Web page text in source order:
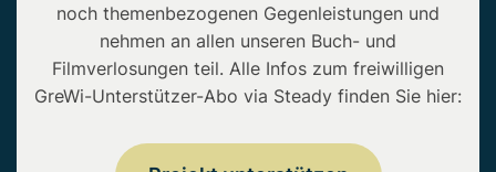
noch themenbezogenen Gegenleistungen und
nehmen an allen unseren Buch- und
Filmverlosungen teil. Alle Infos zum freiwilligen
GreWi-Unterstützer-Abo via Steady finden Sie hier: